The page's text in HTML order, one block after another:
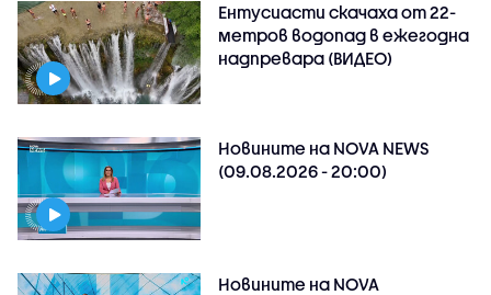
Ентусиасти скачаха от 22-
метров водопад в ежегодна
надпревара (ВИДЕО)
Новините на NOVA NEWS
(09.08.2026 - 20:00)
Новините на NOVA